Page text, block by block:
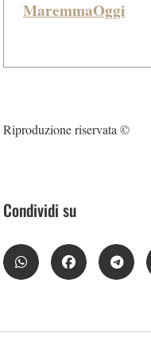
MaremmaOggi
Riproduzione riservata ©
Condividi su